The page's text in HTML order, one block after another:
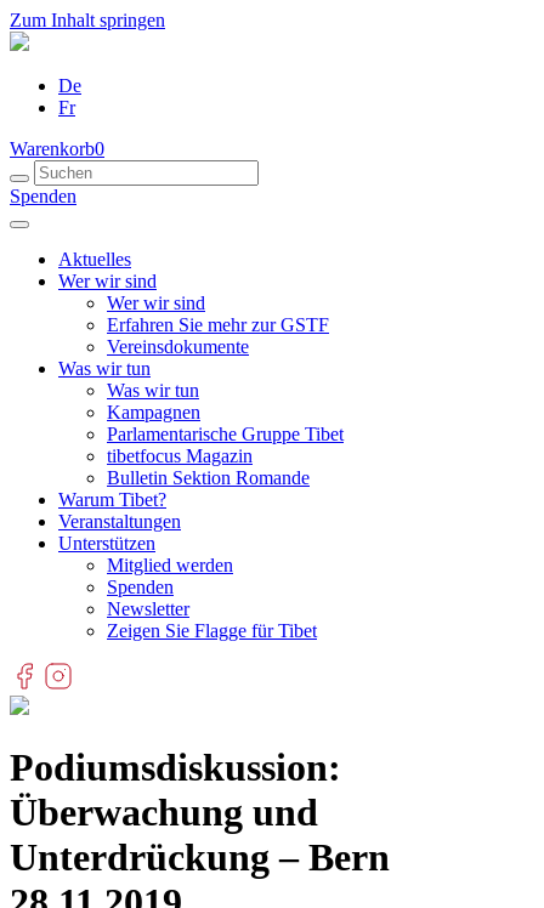
Zum Inhalt springen
De
Fr
Warenkorb0
Spenden
Aktuelles
Wer wir sind
Wer wir sind
Erfahren Sie mehr zur GSTF
Vereinsdokumente
Was wir tun
Was wir tun
Kampagnen
Parlamentarische Gruppe Tibet
tibetfocus Magazin
Bulletin Sektion Romande
Warum Tibet?
Veranstaltungen
Unterstützen
Mitglied werden
Spenden
Newsletter
Zeigen Sie Flagge für Tibet
Podiumsdiskussion:
Überwachung und
Unterdrückung – Bern